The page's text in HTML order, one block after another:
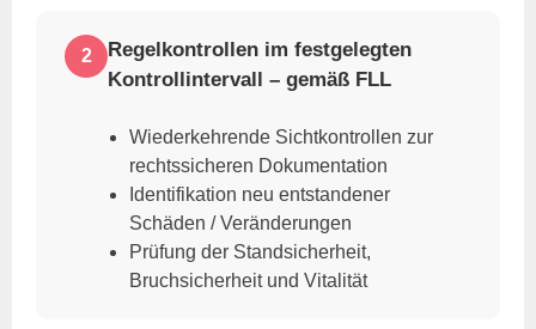
2
Regelkontrollen im festgelegten
Kontrollintervall – gemäß FLL
Wiederkehrende Sichtkontrollen zur
rechtssicheren Dokumentation
Identifikation neu entstandener
Schäden / Veränderungen
Prüfung der Standsicherheit,
Bruchsicherheit und Vitalität